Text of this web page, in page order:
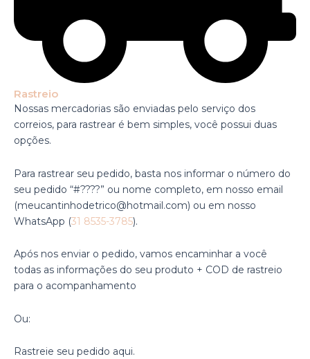
Rastreio
Nossas mercadorias são enviadas pelo serviço dos
correios, para rastrear é bem simples, você possui duas
opções.
Para rastrear seu pedido, basta nos informar o número do
seu pedido “#????” ou nome completo, em nosso email
(meucantinhodetrico@hotmail.com) ou em nosso
WhatsApp (31 8535-3785).
Após nos enviar o pedido, vamos encaminhar a você
todas as informações do seu produto + COD de rastreio
para o acompanhamento
Ou:
Rastreie seu pedido aqui.